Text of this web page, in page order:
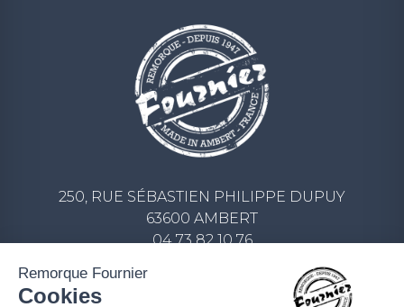
250, RUE SÉBASTIEN PHILIPPE DUPUY
63600 AMBERT
04 73 82 10 76
ECRIVEZ-NOUS UN MESSAGE
Remorque Fournier
Cookies